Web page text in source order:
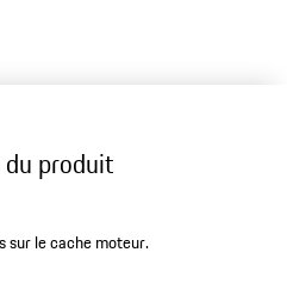
produit
sur le cache moteur.